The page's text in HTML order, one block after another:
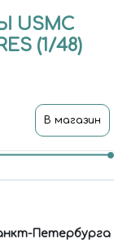
USMC
(1/48)
В магазин
Петербурга